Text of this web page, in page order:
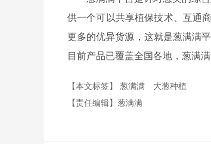
供一个可以共享植保技术、互通
更多的优异货源，这就是葱满满
目前产品已覆盖全国各地，葱满
【本文标签】 葱满满
大葱种植
【责任编辑】 葱满满